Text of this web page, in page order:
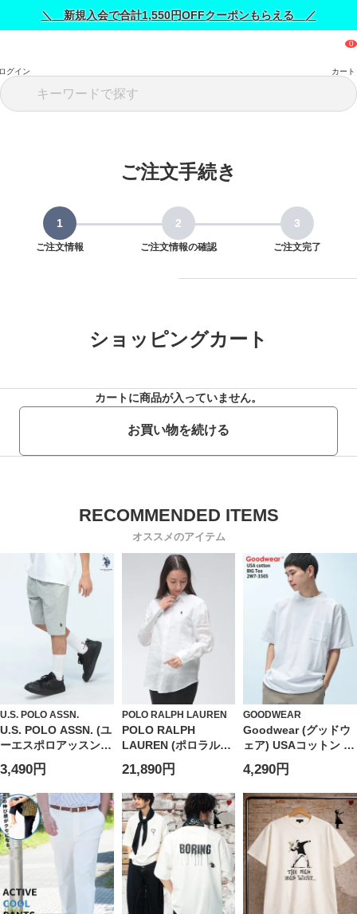
＼ 新規入会で合計1,550円OFFクーポンもらえる ／
グイン カート
ご注文手続き
ご注文情報 ご注文情報の確認 ご注文完了
ショッピングカート
カートに商品が入っていません。
お買い物を続ける
オススメのアイテム
U.S. POLO ASSN.
U.S. POLO ASSN. (ユ
ーエスポロアッスン)
ショートパンツ 接触
冷感 ワンポイント ハ
ーフパンツ ボトムス
半ズボン シンプル ベ
ーシック 春 夏
PLM61503
3,490円
POLO RALPH LAUREN
POLO RALPH
LAUREN (ポロラルフ
ローレン) レディース
シャツ 長袖 麻100％
ロゴ ワンポイント レ
ギュラーカラー リネ
ン シャツ
RLL211970730
21,890円
GOODWEAR
Goodwear (グッドウ
ェア) USAコットン ポ
ケット クルーネック
半袖 Tシャツ BIG Tee
4,290円